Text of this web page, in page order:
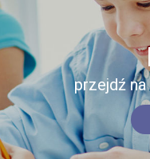
przejdź